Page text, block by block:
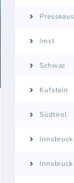
Imst
Schwaz
Kufstein
Südtirol